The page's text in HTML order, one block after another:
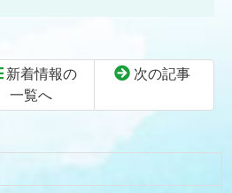
新着情報の
一覧へ
次の記事